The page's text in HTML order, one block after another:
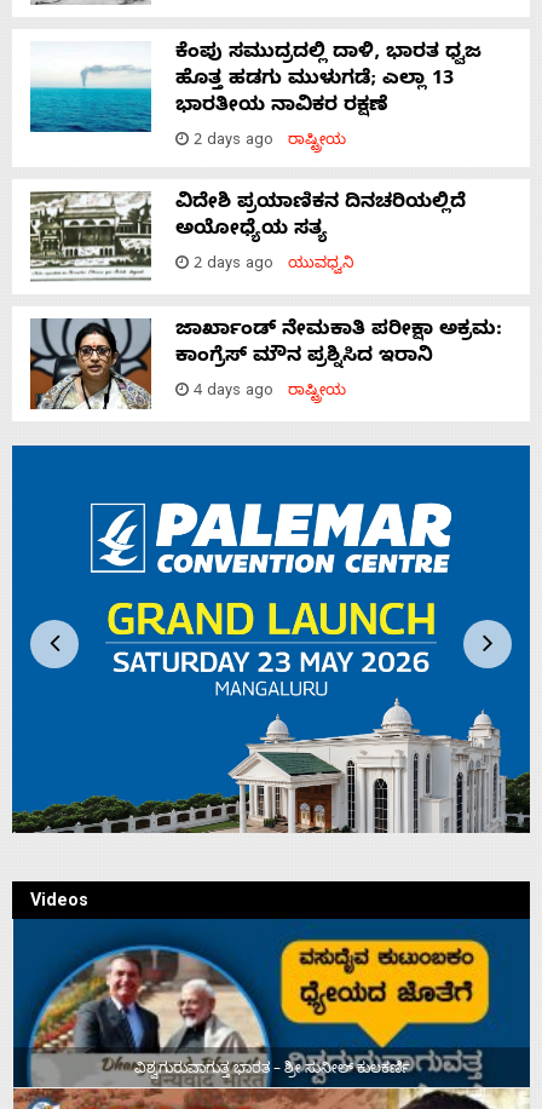
ಕೆಂಪು ಸಮುದ್ರದಲ್ಲಿ ದಾಳಿ, ಭಾರತ ಧ್ವಜ
ಹೊತ್ತ ಹಡಗು ಮುಳುಗಡೆ; ಎಲ್ಲಾ 13
ಭಾರತೀಯ ನಾವಿಕರ ರಕ್ಷಣೆ
2 days ago ರಾಷ್ಟ್ರೀಯ
ವಿದೇಶಿ ಪ್ರಯಾಣಿಕನ ದಿನಚರಿಯಲ್ಲಿದೆ
ಅಯೋಧ್ಯೆಯ ಸತ್ಯ
2 days ago ಯುವಧ್ವನಿ
ಜಾರ್ಖಾಂಡ್‌ ನೇಮಕಾತಿ ಪರೀಕ್ಷಾ ಅಕ್ರಮ:
ಕಾಂಗ್ರೆಸ್‌ ಮೌನ ಪ್ರಶ್ನಿಸಿದ ಇರಾನಿ
4 days ago ರಾಷ್ಟ್ರೀಯ
Videos
ವಿಶ್ವಗುರುವಾಗುತ್ತ ಭಾರತ – ಶ್ರೀ ಸುನೀಲ್‌ ಕುಲಕರ್ಣಿ